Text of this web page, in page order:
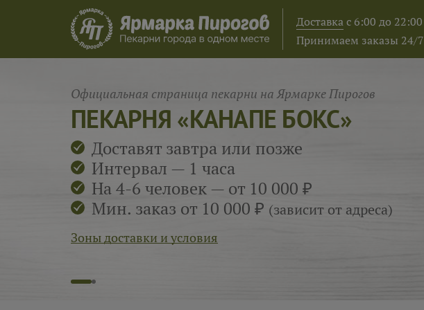
Доставкас 6:00 до 22:00
Принимаем заказы 24/7
ПЕКАРНЯ «КАНАПЕ БОКС»
Официальная страница пекарни на Ярмарке Пирогов
Доставят завтра или позже
Интервал — 1 часа
На 4-6 человек — от 10 000 ₽
Мин. заказ от 10 000 ₽ (зависит от адреса)
Зоны доставки и условия